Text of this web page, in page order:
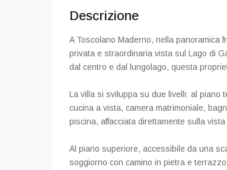
Descrizione
A Toscolano Maderno, nella panoramica
privata e straordinaria vista sul Lago di
dal centro e dal lungolago, questa
La villa si sviluppa su due livelli: al piano
cucina a vista, camera matrimoniale,
piscina, affacciata direttamente sulla
Al piano superiore, accessibile da una
soggiorno con camino in pietra e